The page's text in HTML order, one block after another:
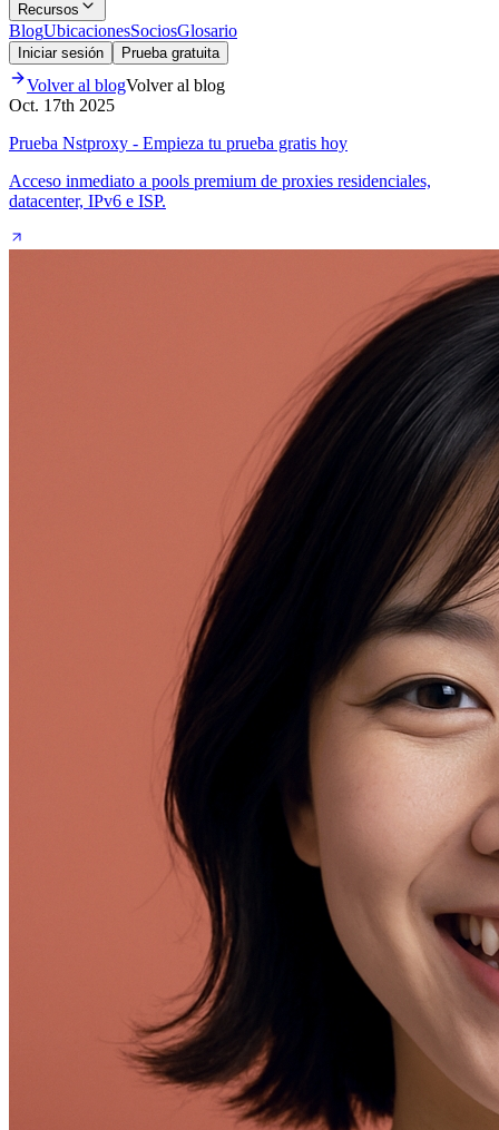
Recursos
BlogUbicacionesSociosGlosario
Iniciar sesión Prueba gratuita
Volver al blogVolver al blog
Oct. 17th 2025
Prueba Nstproxy - Empieza tu prueba gratis hoy
Acceso inmediato a pools premium de proxies residenciales,
datacenter, IPv6 e ISP.